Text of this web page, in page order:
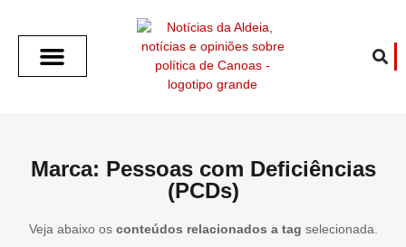
Marca: Pessoas com Deficiências
(PCDs)
Veja abaixo os conteúdos relacionados a tag selecionada.